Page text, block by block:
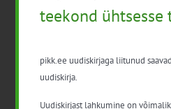
Hind:
teekond ühtsesse
pikk.ee uudiskirjaga liitunud
uudiskirja.
Uudiskirjast lahkumine on